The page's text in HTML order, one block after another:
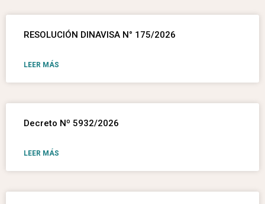
RESOLUCIÓN DINAVISA N° 175/2026
LEER MÁS
Decreto Nº 5932/2026
LEER MÁS